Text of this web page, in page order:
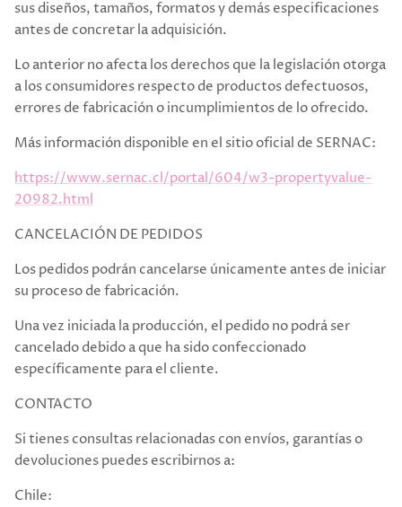
sus diseños, tamaños, formatos y demás especificaciones
antes de concretar la adquisición.
Lo anterior no afecta los derechos que la legislación otorga
a los consumidores respecto de productos defectuosos,
errores de fabricación o incumplimientos de lo ofrecido.
Más información disponible en el sitio oficial de SERNAC:
https://www.sernac.cl/portal/604/w3-propertyvalue-
20982.html
CANCELACIÓN DE PEDIDOS
Los pedidos podrán cancelarse únicamente antes de iniciar
su proceso de fabricación.
Una vez iniciada la producción, el pedido no podrá ser
cancelado debido a que ha sido confeccionado
específicamente para el cliente.
CONTACTO
Si tienes consultas relacionadas con envíos, garantías o
devoluciones puedes escribirnos a:
Chile: